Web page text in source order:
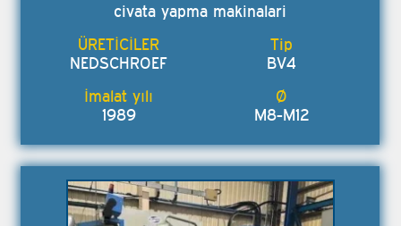
civata yapma makinalari
NEDSCHROEF BV4
1989 M8-M12